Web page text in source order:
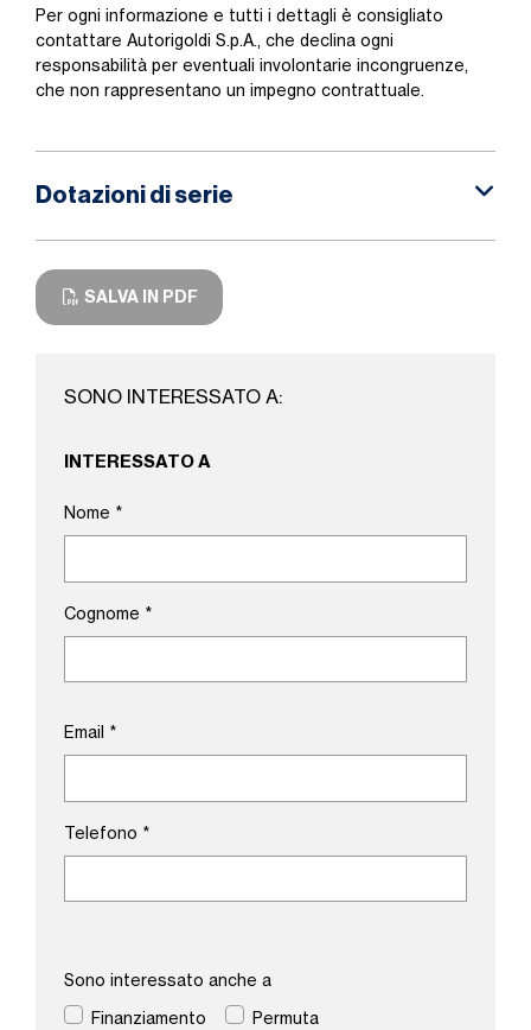
Per ogni informazione e tutti i dettagli è consigliato
contattare Autorigoldi S.p.A., che declina ogni
responsabilità per eventuali involontarie incongruenze,
che non rappresentano un impegno contrattuale.
Dotazioni di serie
SALVA IN PDF
SONO INTERESSATO A:
INTERESSATO A
Nome *
Cognome *
Email *
Telefono *
Sono interessato anche a
Finanziamento
Permuta